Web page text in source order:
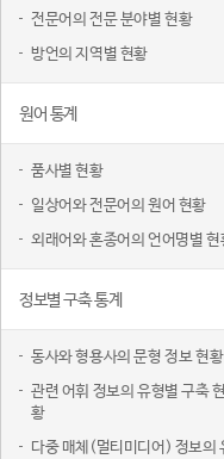
전문어의 전문 분야별 현황
방언의 지역별 현황
원어 통계
품사별 현황
일상어와 전문어의 원어 현황
외래어와 혼종어의 언어명별 현
정보별 구축 통계
동사와 형용사의 문형 정보 현황
관련 어휘 정보의 유형별 구축 현
황
다중 매체(멀티미디어) 정보의